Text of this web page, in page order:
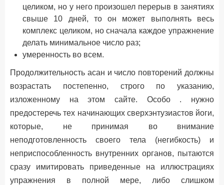
целиком, но у него произошел перерыв в занятиях
свыше 10 дней, то он может выполнять весь
комплекс целиком, но сначала каждое упражнение
делать минимальное число раз;
умеренность во всем.
Продолжительность асан и число повторений должны
возрастать постепенно, строго по указанию,
изложенному на этом сайте. Особо . нужно
предостеречь тех начинающих сверхэнтузиастов йоги,
которые, не принимая во внимание
неподготовленность своего тела (негибкость) и
неприспособленность внутренних органов, пытаются
сразу имитировать приведенные на иллюстрациях
упражнения в полной мере, либо слишком